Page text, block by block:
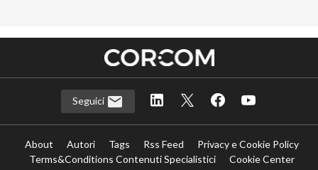
Seguici
About Autori Tags Rss Feed
Privacy e Cookie Policy
Terms&Conditions Contenuti Specialistici
Cookie Center